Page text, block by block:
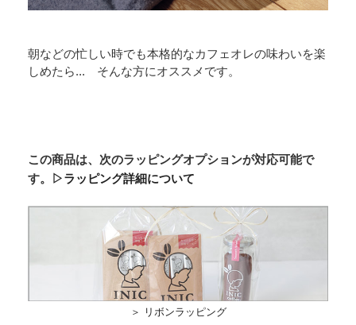
朝などの忙しい時でも本格的なカフェオレの味わいを楽
しめたら... そんな方にオススメです。
この商品は、次のラッピングオプションが対応可能で
す。
▷ラッピング詳細について
＞ リボンラッピング